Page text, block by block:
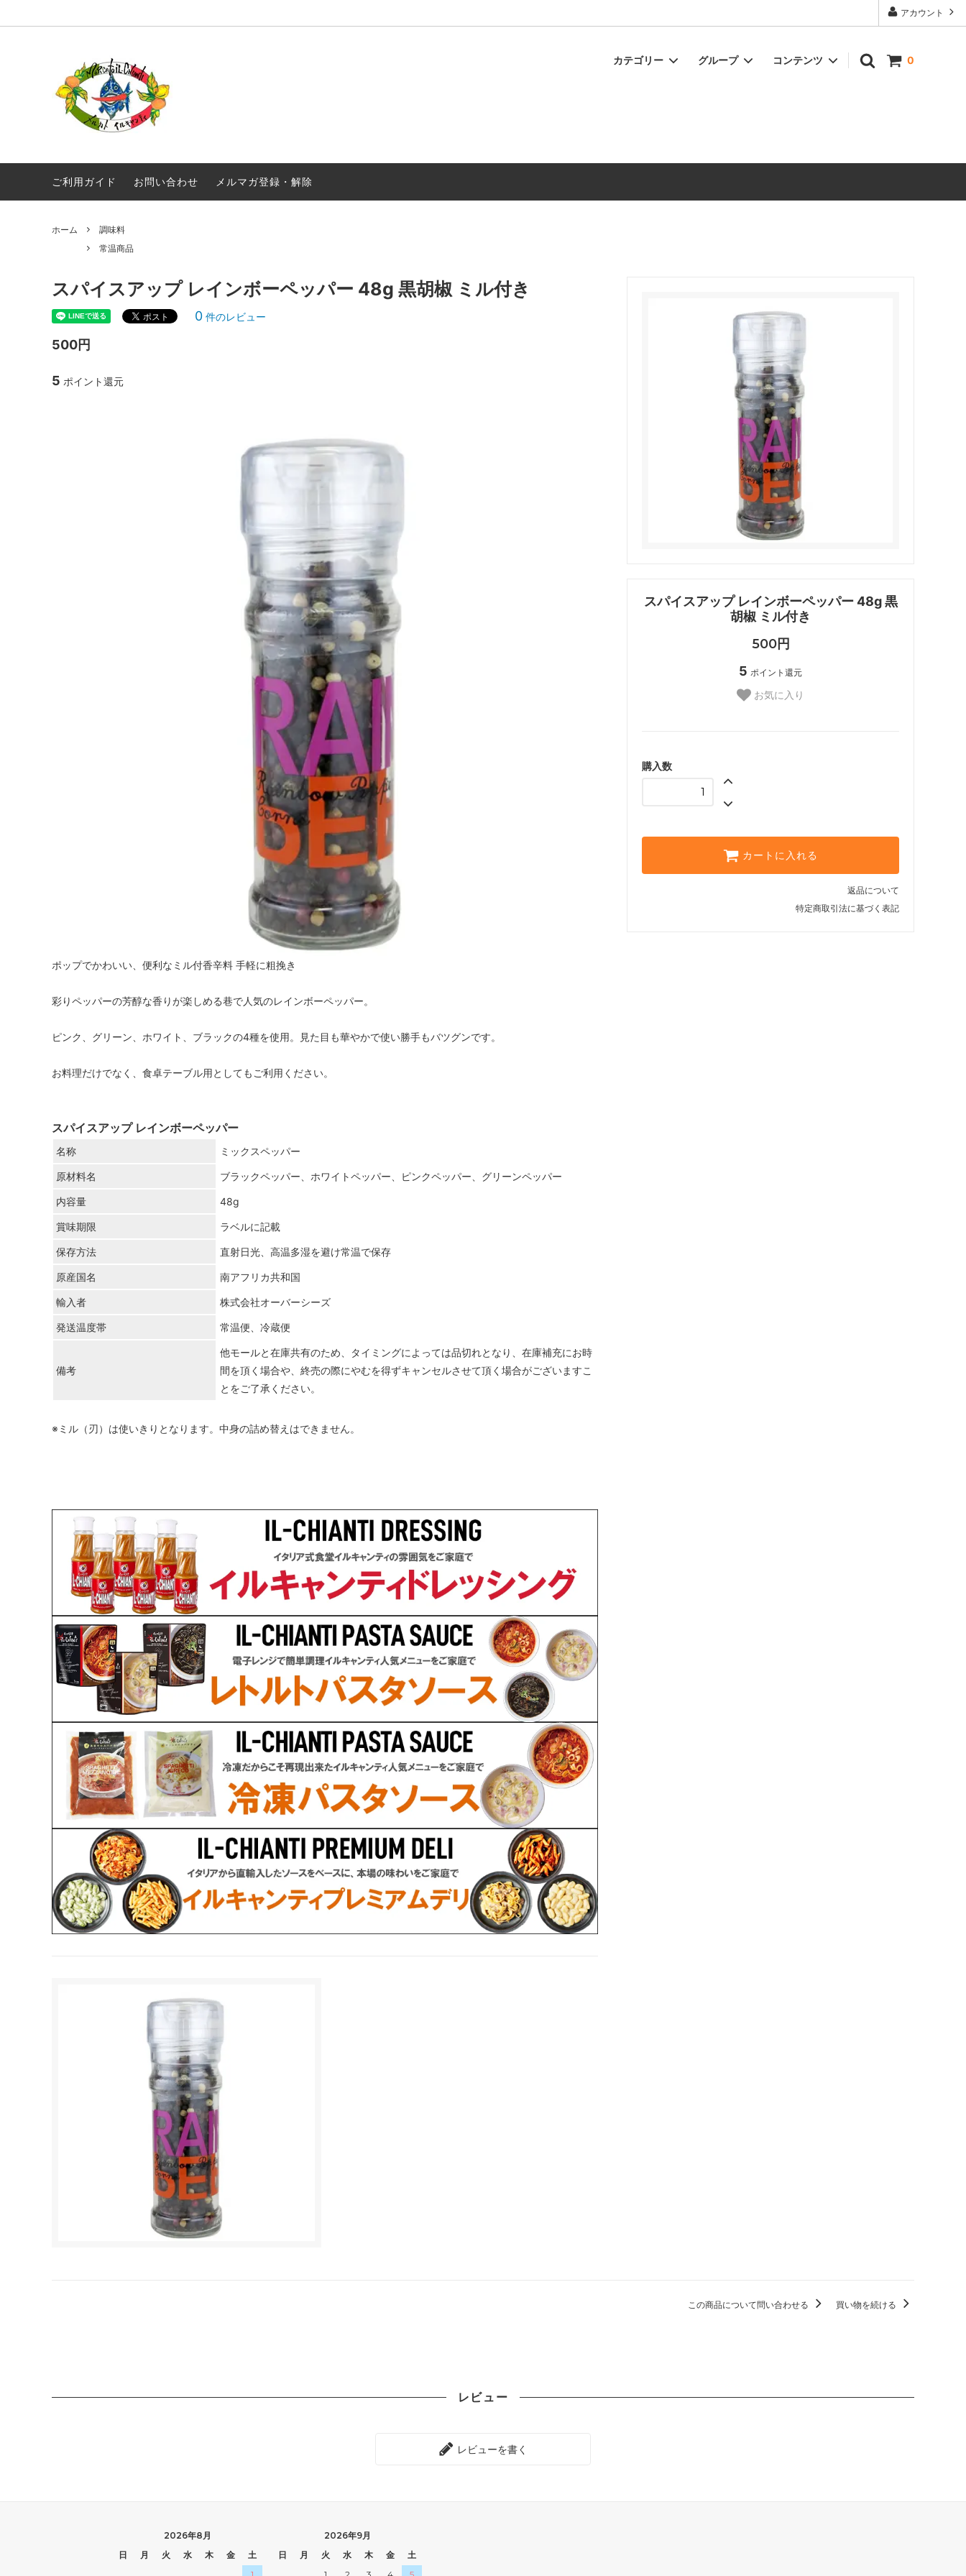
アカウント
0
カテゴリー
オリジナル商品
メール便配送
グループ
真夜中のスパゲティ
コンテンツ
毎月届く！定期便 イルキャンティドレッ
シング 380g
ご利用ガイド お問い合わせ メルマガ登録・解除
ホーム
調味料
常温商品
スパイスアップ レインボーペッパー 48g 黒
胡椒 ミル付き
500円
5 ポイント還元
お気に入り
購入数
カートに入れる
返品について
特定商取引法に基づく表記
スパイスアップ レインボーペッパー 48g 黒胡椒 ミル付き
0 件のレビュー
500円
5 ポイント還元
ポップでかわいい、便利なミル付香辛料 手軽に粗挽き
彩りペッパーの芳醇な香りが楽しめる巷で人気のレインボーペッパー。
ピンク、グリーン、ホワイト、ブラックの4種を使用。見た目も華やかで使い勝手もバツグンです。
お料理だけでなく、食卓テーブル用としてもご利用ください。
スパイスアップ レインボーペッパー
名称 ミックスペッパー
原材料名 ブラックペッパー、ホワイトペッパー、ピンクペッパー、グリーンペッパー
内容量 48g
賞味期限 ラベルに記載
保存方法 直射日光、高温多湿を避け常温で保存
原産国名 南アフリカ共和国
輸入者 株式会社オーバーシーズ
発送温度帯 常温便、冷蔵便
備考
他モールと在庫共有のため、タイミングによっては品切れとなり、在庫補充にお時
間を頂く場合や、終売の際にやむを得ずキャンセルさせて頂く場合がございますこ
とをご了承ください。
※ミル（刃）は使いきりとなります。中身の詰め替えはできません。
この商品について問い合わせる 買い物を続ける
レビュー
レビューを書く
2026年8月
日
月 火 水 木 金
土
2026年9月
日
月 火 水 木 金
土